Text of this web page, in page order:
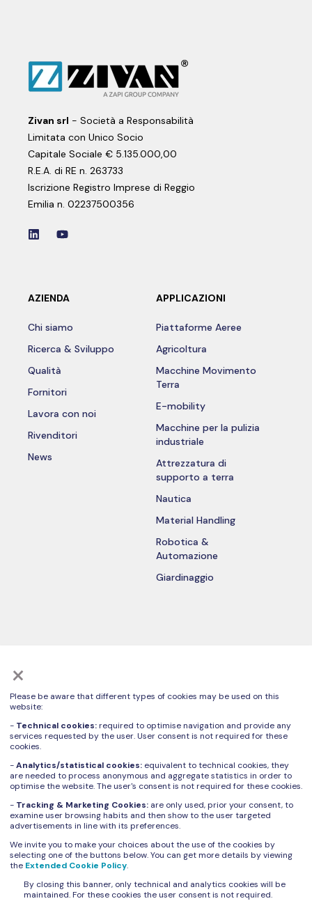
×
Please be aware that different types of cookies may be used on this
website:
- Technical cookies:required to optimise navigation and provide any
services requested by the user. User consent is not required for these
cookies.
-Analytics/statistical cookies: equivalent to technical cookies, they
are needed to process anonymous and aggregate statistics in order to
optimise the website. The user's consent is not required for these cookies.
- Tracking & Marketing Cookies: are only used, prior your consent, to
examine user browsing habits and then show to the user targeted
advertisements in line with its preferences.
We invite you to make your choices about the use of the cookies by
selecting one of the buttons below. You can get more details by viewing
the Extended Cookie Policy.
By closing this banner, only technical and analytics cookies will be
maintained. For these cookies the user consent is not required.
Zivan srl - Società a Responsabilità
Limitata con Unico Socio
Capitale Sociale € 5.135.000,00
R.E.A. di RE n. 263733
Iscrizione Registro Imprese di Reggio
Emilia n. 02237500356
AZIENDA
Chi siamo
Ricerca & Sviluppo
Qualità
Fornitori
Lavora con noi
Rivenditori
News
APPLICAZIONI
Piattaforme Aeree
Agricoltura
Macchine Movimento
Terra
E-mobility
Macchine per la pulizia
industriale
Attrezzatura di
supporto a terra
Nautica
Material Handling
Robotica &
Automazione
Giardinaggio
Ti invitiamo a visionare la specificaInformativa Privacy art. 13 GDPRsul
trattamento dei dati personali.
Letta e compresa l'Informativa Privacy art. 13
GDPR, esprimo il consenso al ricevimento della
newsletter di Zivan S.r.l.
Resta inteso che potrò revocare in qualunque
momento il presente consenso.